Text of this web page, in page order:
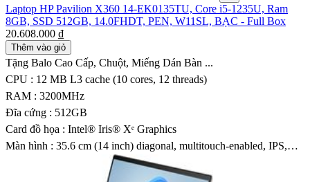
Laptop HP Pavilion X360 14-EK0135TU, Core i5-1235U, Ram
8GB, SSD 512GB, 14.0FHDT, PEN, W11SL, BẠC - Full Box
20.608.000 ₫
Thêm vào giỏ
Tặng Balo Cao Cấp, Chuột, Miếng Dán Bàn ...
CPU : 12 MB L3 cache (10 cores, 12 threads)
RAM : 3200MHz
Đĩa cứng : 512GB
Card đồ họa : Intel® Iris® Xᵉ Graphics
Màn hình : 35.6 cm (14 inch) diagonal, multitouch-enabled, IPS,
edge-to-edge glass, micro-edge, 250 nits, 45% NTSC